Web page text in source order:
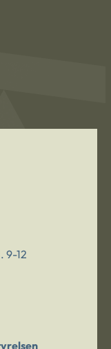
9-12